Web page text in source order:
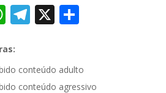
WhatsApp
Telegram
X
conteúdo adulto
conteúdo agressivo